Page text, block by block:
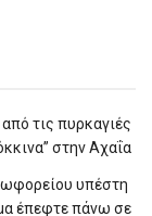
τις πυρκαγιές
στην Αχαΐα
υπέστη
έπεφτε πάνω σε